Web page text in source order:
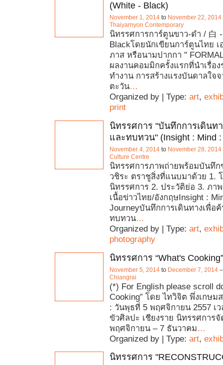
(White - Black)
November 1, 2014 to November 22, 2014
Thaiyarnyon Contemporary
นิทรรศการการ์ตูนขาว-ดำ / 白
Blackโดยนักเขียนการ์ตูนไทย
ภาส หรือนามปากกา "
ผลงานคอมมิกครั้งแรกที่นำเรื่อง
ทำงาน การสร้างแรงบันดาลใจ
ตะวัน…
Organized by | Type: art,
print
นิทรรศการ "บันทึกการเดินท
และทบทวน" (Insight : Mind :
November 4, 2014 to November 28, 2014
Culture Centre
นิทรรศการภาพถ่ายพร้อมบันทึ
วชิระ ตราชูสิ่งที่แนบมาด้วย 1.
นิทรรศการ 2. ประวัติย่อ 3. ภา
เนื้อข่าวไทย/อังกฤษInsight :
Journeyบันทึกการเดินทางเพื่อ
ทบทวน…
Organized by | Type: art,
photography
นิทรรศการ “What's Cooking”
November 5, 2014 to December 7, 2014
Chiangrai
(*) For English please scroll
Cooking” โดย ไทวิจิต พึ่งเกษ
: วันพุธที่ 5 พฤศจิกายน 2557 เ
ขัวศิลปะ เชียงราย นิทรรศการ
พฤศจิกายน – 7 ธันวาคม…
Organized by | Type: art,
นิทรรศการ